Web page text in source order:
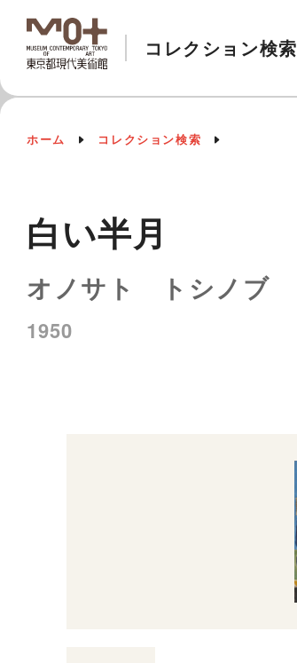
コレクション検索
ホーム コレクション検索
白い半月
オノサト トシノブ
1950